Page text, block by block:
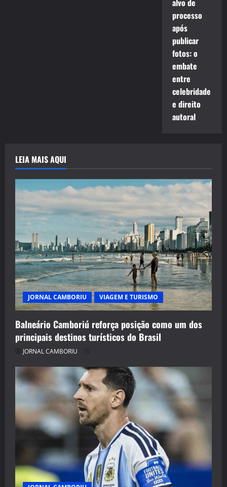
alvo de
processo
após
publicar
fotos: o
embate
entre
celebridade
e direito
autoral
LEIA MAIS AQUI
JORNAL CAMBORIU VIAGEM E TURISMO
Balneário Camboriú reforça posição como um dos
principais destinos turísticos do Brasil
JORNAL CAMBORIU